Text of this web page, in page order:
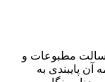
مطبوعات و
پایبندی به